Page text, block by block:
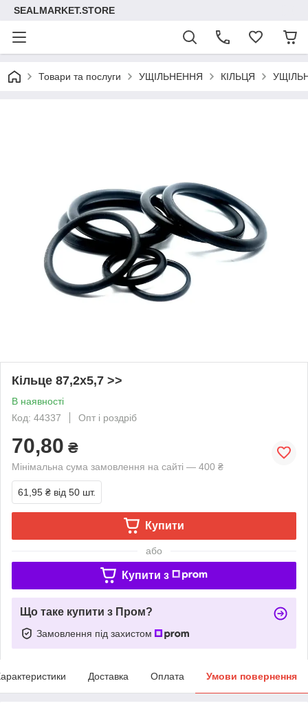
SEALMARKET.STORE
Товари та послуги УЩІЛЬНЕННЯ КІЛЬЦЯ
Кільце 87,2х5,7 >>
В наявності
Код: 44337
Опт і роздріб
70,80 ₴
Мінімальна сума замовлення на сайті — 400 ₴
61,95 ₴ від 50 шт.
Купити
або
Купити з
Що таке купити з Пром?
Замовлення під захистом
Доставка Оплата Умови повернення